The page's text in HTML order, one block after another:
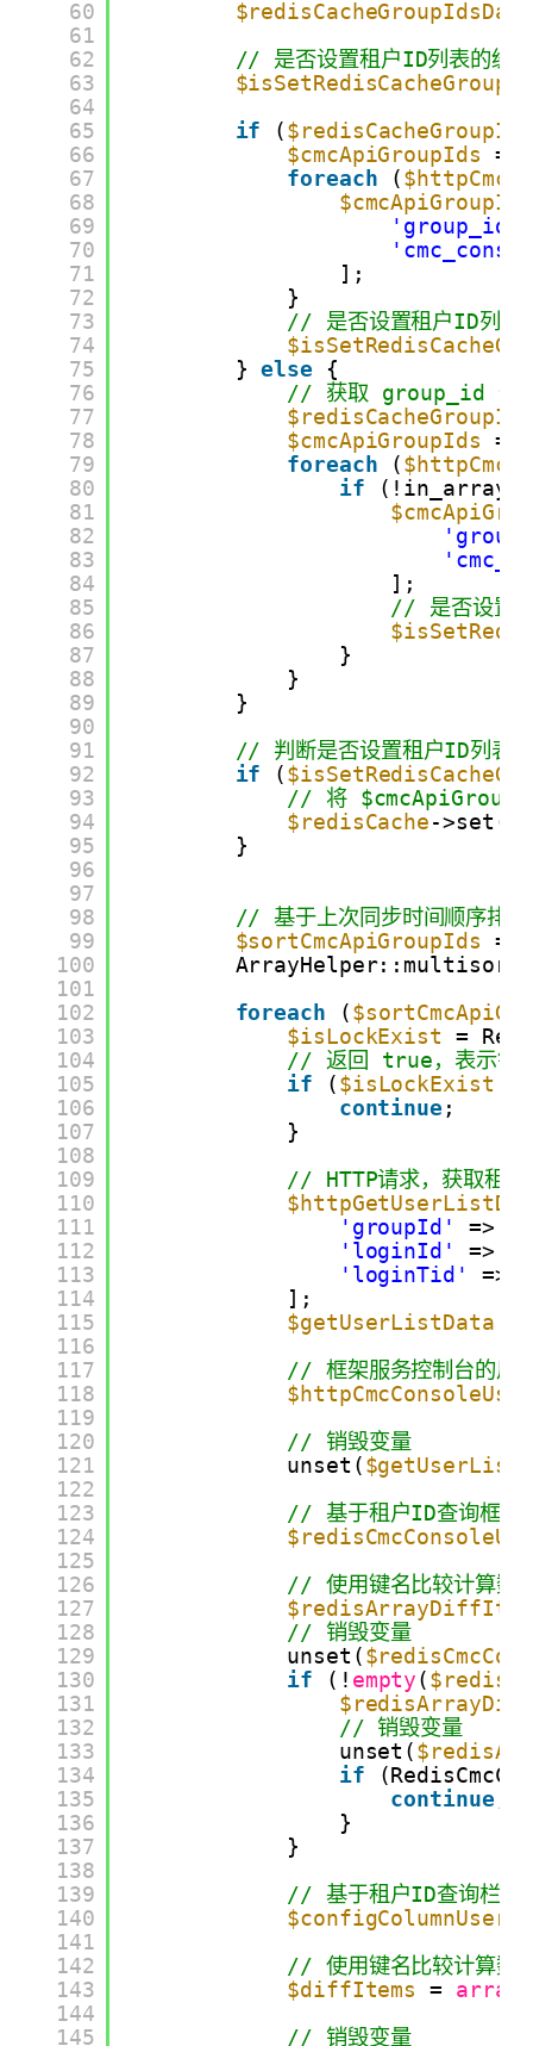
60
61
62
63
64
65
66
67
68
69
70
71
72
73
74
75
76
77
78
79
80
81
82
83
84
85
86
87
88
89
90
91
92
93
94
95
96
97
98
99
100
101
102
103
104
105
106
107
108
109
110
111
112
113
114
115
116
117
118
119
120
121
122
123
124
125
126
127
128
129
130
131
132
133
134
135
136
137
138
139
140
141
142
143
144
145
$redisCacheGroupIdsData
// 是否设置租户ID列表的缓
if
(
$cmcApiGroupIds
=
foreach
(
$cmcApiGroupIds
'group_id'
];
}
// 是否设置租户ID列表
} else
{
// 获取 group_id 值
$redisCacheGroupIds
$cmcApiGroupIds
=
foreach
(
if
(!in_array(
];
// 是否设置
}
}
}
// 判断是否设置租户ID列表
if
(
// 将 $cmcApiGroupIds
$redisCache->set(
}
// 基于上次同步时间顺序排
$sortCmcApiGroupIds
=
ArrayHelper::multisort(
foreach
(
$isLockExist
=
// 返回 true，表示锁定
if
($isLockExist
continue;
}
// HTTP请求，获取租户
'groupId'
=>
'loginId'
=>
'loginTid'
=>
];
$getUserListData
// 框架服务控制台的用
// 销毁变量
unset(
// 基于租户ID查询框架
// 使用键名比较计算数
// 销毁变量
unset(
if
(! empty(
// 销毁变量
unset(
if
continue;
}
}
// 基于租户ID查询栏目
// 使用键名比较计算数
$diffItems
=
// 销毁变量